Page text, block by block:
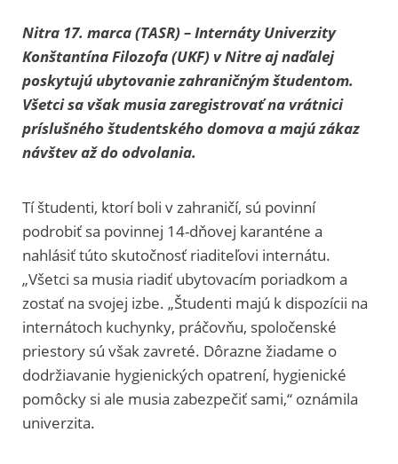
Nitra 17. marca (TASR) – Internáty Univerzity
Konštantína Filozofa (UKF) v Nitre aj naďalej
poskytujú ubytovanie zahraničným študentom.
Všetci sa však musia zaregistrovať na vrátnici
príslušného študentského domova a majú zákaz
návštev až do odvolania.
Tí študenti, ktorí boli v zahraničí, sú povinní
podrobiť sa povinnej 14-dňovej karanténe a
nahlásiť túto skutočnosť riaditeľovi internátu.
„Všetci sa musia riadiť ubytovacím poriadkom a
zostať na svojej izbe. „Študenti majú k dispozícii na
internátoch kuchynky, práčovňu, spoločenské
priestory sú však zavreté. Dôrazne žiadame o
dodržiavanie hygienických opatrení, hygienické
pomôcky si ale musia zabezpečiť sami,“ oznámila
univerzita.